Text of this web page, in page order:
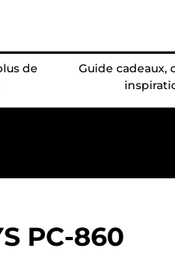
de
Guide cadeaux,
PC-860